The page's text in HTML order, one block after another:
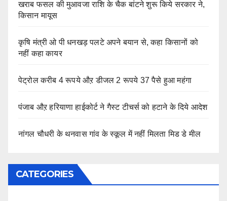
खराब फसल की मुआवजा राशि के चैक बांटने शुरू किये सरकार ने,
किसान मायूस
कृषि मंत्री ओ पी धनखड़ पलटे अपने बयान से, कहा किसानों को
नहीं कहा कायर
पेट्रोल करीब 4 रूपये औऱ डीजल 2 रूपये 37 पैसे हुआ महंगा
पंजाब औऱ हरियाणा हाईकोर्ट ने गैस्ट टीचर्स को हटाने के दिये आदेश
नांगल चौधरी के थनवास गांव के स्कूल में नहीं मिलता मिड डे मील
CATEGORIES